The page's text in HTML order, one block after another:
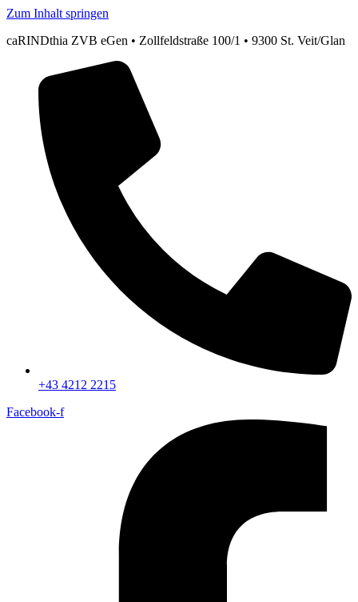
Zum Inhalt springen
caRINDthia ZVB eGen • Zollfeldstraße 100/1 • 9300 St. Veit/Glan
+43 4212 2215
Facebook-f